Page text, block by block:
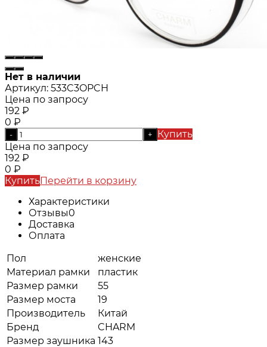
Нет в наличии
Артикул: 533C3OPCH
Цена по запросу
192 ₽
0 ₽
- +
Купить
Цена по запросу
192 ₽
0 ₽
КупитьПерейти в корзину
Характеристики
Отзывы0
Доставка
Оплата
Пол
женские
Материал рамки
пластик
Размер рамки
55
Размер моста
19
Производитель
Китай
Бренд
CHARM
Размер заушника 143